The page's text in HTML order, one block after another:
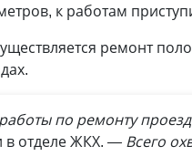
к работам
ремонт
по ремонту
отделе ЖКХ. — Всего